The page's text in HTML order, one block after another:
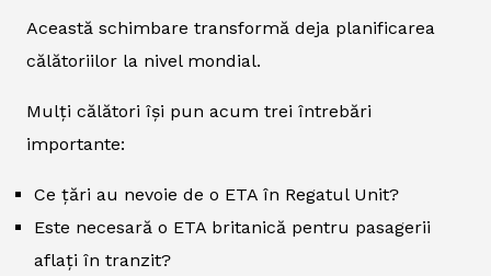
Această schimbare transformă deja planificarea
călătoriilor la nivel mondial.
Mulți călători își pun acum trei întrebări
importante:
Ce țări au nevoie de o ETA în Regatul Unit?
Este necesară o ETA britanică pentru pasagerii
aflați în tranzit?